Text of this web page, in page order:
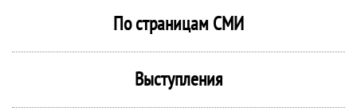
По страницам СМИ
Выступления